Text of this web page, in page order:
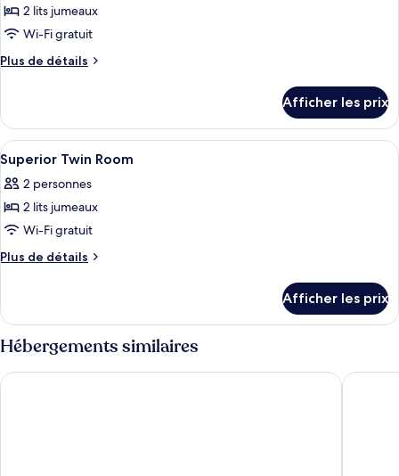
photos
pour
ce
chambre :
Deluxe
Premier
Room
with
Balcony
2 lits jumeaux
Wi-Fi gratuit
Plus de détails
Plus
Deluxe
Premier
Room
with
Balcony
Afficher les prix
Afficher
toutes
les
photos
pour
ce
chambre :
Superior
Twin
Room
Literie de qualité, coffre-fort, bureau,
2
Superior Twin Room
2 personnes
2 lits jumeaux
Wi-Fi gratuit
Plus de détails
Plus
Superior
Twin
Room
Afficher les prix
Hébergements similaires
Greenhost Boutique Hotel Swiss-